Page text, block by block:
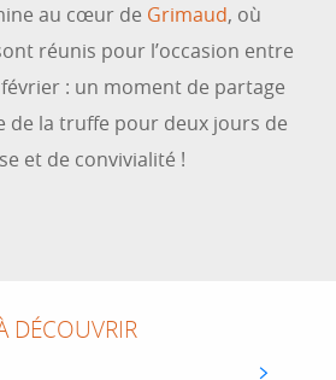
au cœur de Grimaud, où
réunis pour l’occasion entre
: un moment de partage
de la truffe pour deux jours de
et de convivialité !
DÉCOUVRIR
SEVIN